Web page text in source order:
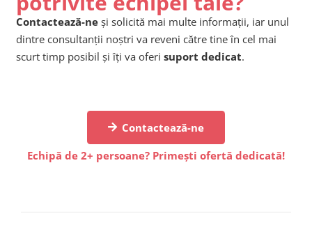
Contactează-ne și solicită mai multe informații, iar unul
dintre consultanții noștri va reveni către tine în cel mai
scurt timp posibil și îți va oferi suport dedicat.
Contactează-ne
Echipă de 2+ persoane? Primești ofertă dedicată!